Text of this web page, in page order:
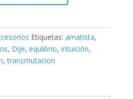
Etiquetas: amatista,
, Dije, equlibrio, intuición,
,transmutacion